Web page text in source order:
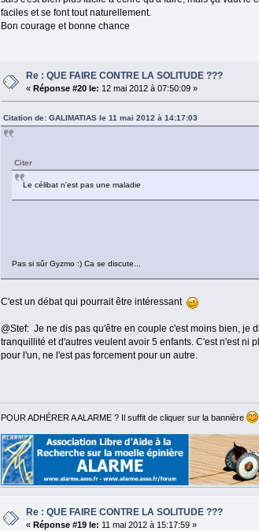
faciles et se font tout naturellement.
Bon courage et bonne chance
Re : QUE FAIRE CONTRE LA SOLITUDE ???
« Réponse #20 le: 12 mai 2012 à 07:50:09 »
Citation de: GALIMATIAS le 11 mai 2012 à 14:17:03
Citer
Le célibat n'est pas une maladie
Pas si sûr Gyzmo :) Ca se discute...
C'est un débat qui pourrait être intéressant
@Stef: Je ne dis pas qu'être en couple c'est moins bien, je
tranquillité et d'autres veulent avoir 5 enfants. C'est n'est ni
pour l'un, ne l'est pas forcement pour un autre.
POUR ADHÉRER A ALARME ? Il suffit de cliquer sur la bannière
Re : QUE FAIRE CONTRE LA SOLITUDE ???
« Réponse #19 le: 11 mai 2012 à 15:17:59 »